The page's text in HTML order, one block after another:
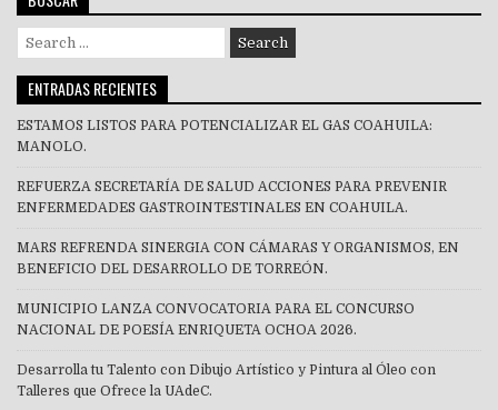
Search
for:
ENTRADAS RECIENTES
ESTAMOS LISTOS PARA POTENCIALIZAR EL GAS COAHUILA:
MANOLO.
REFUERZA SECRETARÍA DE SALUD ACCIONES PARA PREVENIR
ENFERMEDADES GASTROINTESTINALES EN COAHUILA.
MARS REFRENDA SINERGIA CON CÁMARAS Y ORGANISMOS, EN
BENEFICIO DEL DESARROLLO DE TORREÓN.
MUNICIPIO LANZA CONVOCATORIA PARA EL CONCURSO
NACIONAL DE POESÍA ENRIQUETA OCHOA 2026.
Desarrolla tu Talento con Dibujo Artístico y Pintura al Óleo con
Talleres que Ofrece la UAdeC.